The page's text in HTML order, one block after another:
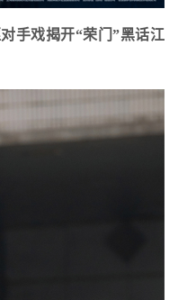
手戏揭开“荣门”黑话江